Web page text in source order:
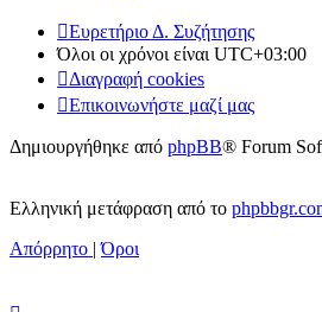
Ευρετήριο Δ. Συζήτησης
Όλοι οι χρόνοι είναι UTC+03:00
Διαγραφή cookies
Επικοινωνήστε μαζί μας
Δημιουργήθηκε από phpBB® Forum
Ελληνική μετάφραση από το
Απόρρητο |Όροι